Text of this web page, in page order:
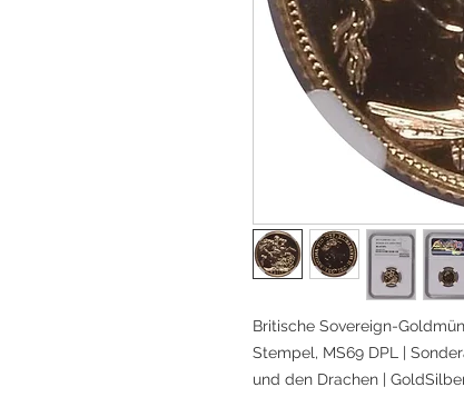
Britische Sovereign-
Stempel, MS69 DPL |
und den Drachen |